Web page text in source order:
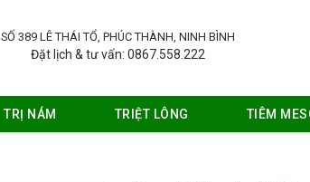
SỐ 389 LÊ THÁI TỔ, PHÚC THÀNH, NINH BÌNH
Đặt lịch & tư vấn: 0867.558.222
TRỊ NÁM TRIỆT LÔNG TIÊM